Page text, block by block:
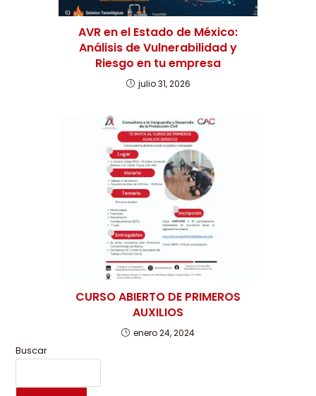
AVR en el Estado de México:
Análisis de Vulnerabilidad y
Riesgo en tu empresa
julio 31, 2026
CURSO ABIERTO DE PRIMEROS
AUXILIOS
enero 24, 2024
Buscar